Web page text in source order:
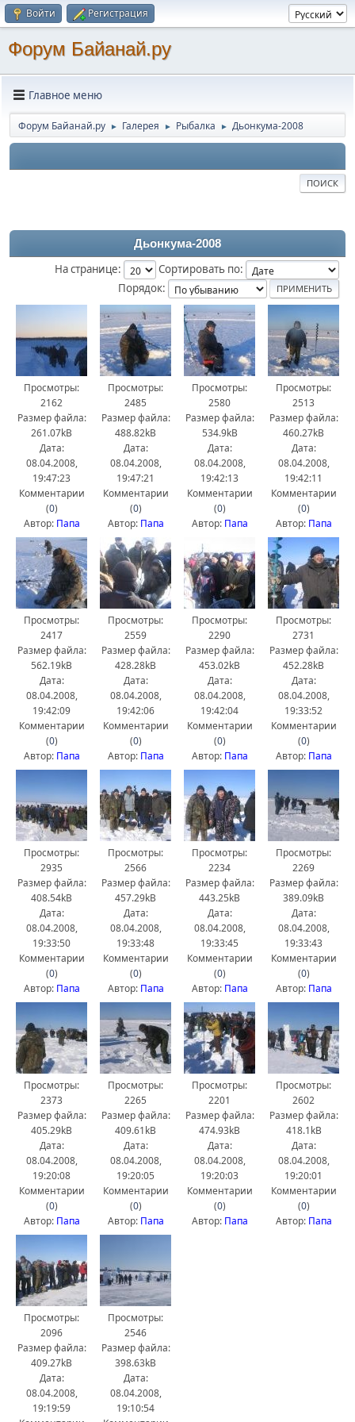
Войти Регистрация
Форум Байанай.ру
Главное меню
Форум Байанай.ру ► Галерея ► Рыбалка ► Дьонкума-2008
ПОИСК
Дьонкума-2008
На странице:
Сортировать по:
Порядок:
Просмотры:
2162
Размер файла:
261.07kB
Дата:
08.04.2008,
19:47:23
Комментарии
(0)
Автор: Папа
Просмотры:
2485
Размер файла:
488.82kB
Дата:
08.04.2008,
19:47:21
Комментарии
(0)
Автор: Папа
Просмотры:
2580
Размер файла:
534.9kB
Дата:
08.04.2008,
19:42:13
Комментарии
(0)
Автор: Папа
Просмотры:
2513
Размер файла:
460.27kB
Дата:
08.04.2008,
19:42:11
Комментарии
(0)
Автор: Папа
Просмотры:
2417
Размер файла:
562.19kB
Дата:
08.04.2008,
19:42:09
Комментарии
(0)
Автор: Папа
Просмотры:
2559
Размер файла:
428.28kB
Дата:
08.04.2008,
19:42:06
Комментарии
(0)
Автор: Папа
Просмотры:
2290
Размер файла:
453.02kB
Дата:
08.04.2008,
19:42:04
Комментарии
(0)
Автор: Папа
Просмотры:
2731
Размер файла:
452.28kB
Дата:
08.04.2008,
19:33:52
Комментарии
(0)
Автор: Папа
Просмотры:
2935
Размер файла:
408.54kB
Дата:
08.04.2008,
19:33:50
Комментарии
(0)
Автор: Папа
Просмотры:
2566
Размер файла:
457.29kB
Дата:
08.04.2008,
19:33:48
Комментарии
(0)
Автор: Папа
Просмотры:
2234
Размер файла:
443.25kB
Дата:
08.04.2008,
19:33:45
Комментарии
(0)
Автор: Папа
Просмотры:
2269
Размер файла:
389.09kB
Дата:
08.04.2008,
19:33:43
Комментарии
(0)
Автор: Папа
Просмотры:
2373
Размер файла:
405.29kB
Дата:
08.04.2008,
19:20:08
Комментарии
(0)
Автор: Папа
Просмотры:
2265
Размер файла:
409.61kB
Дата:
08.04.2008,
19:20:05
Комментарии
(0)
Автор: Папа
Просмотры:
2201
Размер файла:
474.93kB
Дата:
08.04.2008,
19:20:03
Комментарии
(0)
Автор: Папа
Просмотры:
2602
Размер файла:
418.1kB
Дата:
08.04.2008,
19:20:01
Комментарии
(0)
Автор: Папа
Просмотры:
2096
Размер файла:
409.27kB
Дата:
08.04.2008,
19:19:59
Просмотры:
2546
Размер файла:
398.63kB
Дата:
08.04.2008,
19:10:54